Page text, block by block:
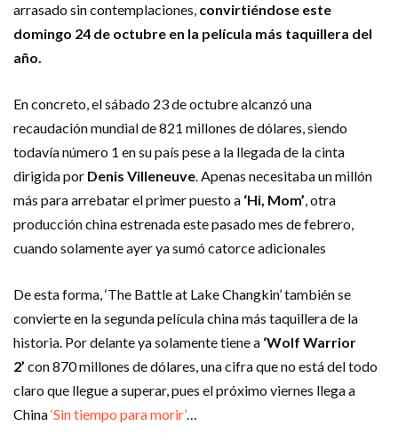
arrasado sin contemplaciones, convirtiéndose este
domingo 24 de octubre en la película más taquillera del
año.
En concreto, el sábado 23 de octubre alcanzó una
recaudación mundial de 821 millones de dólares, siendo
todavía número 1 en su país pese a la llegada de la cinta
dirigida por Denis Villeneuve. Apenas necesitaba un millón
más para arrebatar el primer puesto a ‘Hi, Mom’, otra
producción china estrenada este pasado mes de febrero,
cuando solamente ayer ya sumó catorce adicionales
De esta forma, ‘The Battle at Lake Changkin’ también se
convierte en la segunda película china más taquillera de la
historia. Por delante ya solamente tiene a ‘Wolf Warrior
2’ con 870 millones de dólares, una cifra que no está del todo
claro que llegue a superar, pues el próximo viernes llega a
China‘Sin tiempo para morir’…